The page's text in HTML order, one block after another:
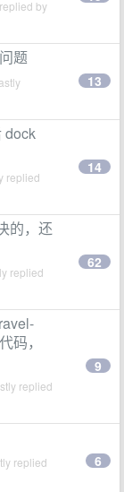
by
题
13
dock
replied
14
的，还
replied
62
码，
replied
9
replied
6